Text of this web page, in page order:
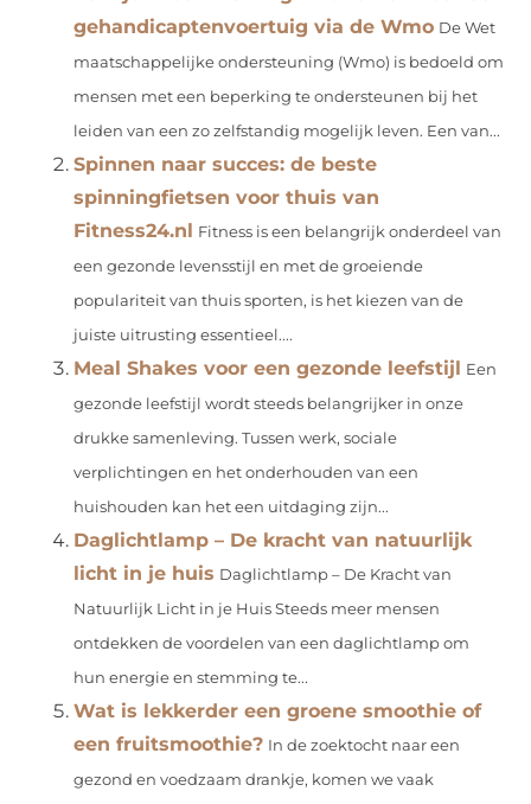
gehandicaptenvoertuig via de Wmo De Wet
maatschappelijke ondersteuning (Wmo) is bedoeld om
mensen met een beperking te ondersteunen bij het
leiden van een zo zelfstandig mogelijk leven. Een van...
Spinnen naar succes: de beste
spinningfietsen voor thuis van
Fitness24.nl Fitness is een belangrijk onderdeel van
een gezonde levensstijl en met de groeiende
populariteit van thuis sporten, is het kiezen van de
juiste uitrusting essentieel....
Meal Shakes voor een gezonde leefstijl Een
gezonde leefstijl wordt steeds belangrijker in onze
drukke samenleving. Tussen werk, sociale
verplichtingen en het onderhouden van een
huishouden kan het een uitdaging zijn...
Daglichtlamp – De kracht van natuurlijk
licht in je huis Daglichtlamp – De Kracht van
Natuurlijk Licht in je Huis Steeds meer mensen
ontdekken de voordelen van een daglichtlamp om
hun energie en stemming te...
Wat is lekkerder een groene smoothie of
een fruitsmoothie? In de zoektocht naar een
gezond en voedzaam drankje, komen we vaak